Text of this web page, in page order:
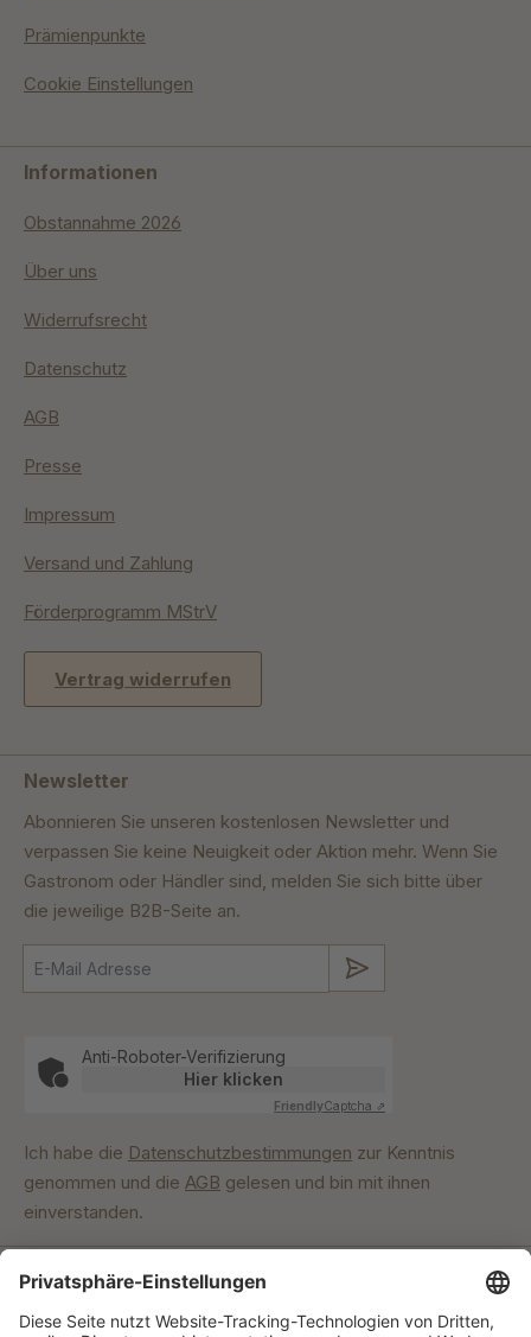
Prämienpunkte
Cookie Einstellungen
Informationen
Obstannahme 2026
Über uns
Widerrufsrecht
Datenschutz
AGB
Presse
Impressum
Versand und Zahlung
Förderprogramm MStrV
Vertrag widerrufen
Newsletter
Abonnieren Sie unseren kostenlosen Newsletter und
verpassen Sie keine Neuigkeit oder Aktion mehr. Wenn Sie
Gastronom oder Händler sind, melden Sie sich bitte über
die jeweilige B2B-Seite an.
Anti-Roboter-Verifizierung
Hier klicken
FriendlyCaptcha ⇗
Ich habe die Datenschutzbestimmungen zur Kenntnis
genommen und die AGB gelesen und bin mit ihnen
einverstanden.